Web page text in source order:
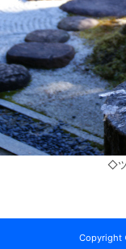
◇ツ
Copyright